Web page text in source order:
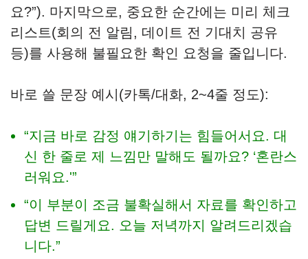
요?”). 마지막으로, 중요한 순간에는 미리 체크
리스트(회의 전 알림, 데이트 전 기대치 공유
등)를 사용해 불필요한 확인 요청을 줄입니다.
바로 쓸 문장 예시(카톡/대화, 2~4줄 정도):
“지금 바로 감정 얘기하기는 힘들어서요. 대
신 한 줄로 제 느낌만 말해도 될까요? ‘혼란스
러워요.'”
“이 부분이 조금 불확실해서 자료를 확인하고
답변 드릴게요. 오늘 저녁까지 알려드리겠습
니다.”